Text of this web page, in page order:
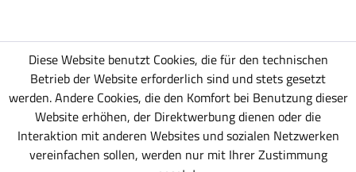
Diese Website benutzt Cookies, die für den technischen
Betrieb der Website erforderlich sind und stets gesetzt
werden. Andere Cookies, die den Komfort bei Benutzung dieser
Website erhöhen, der Direktwerbung dienen oder die
Interaktion mit anderen Websites und sozialen Netzwerken
vereinfachen sollen, werden nur mit Ihrer Zustimmung